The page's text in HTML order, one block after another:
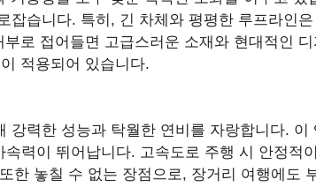
잡습니다. 특히, 긴 차체와 평평한 루프라인
로 접어들면 고급스러운 소재와 현대적인
적용되어 있습니다.
강력한 성능과 탁월한 연비를 자랑합니다. 이
력이 뛰어납니다. 고속도로 주행 시 안정적
한 놓칠 수 없는 장점으로, 장거리 여행에도